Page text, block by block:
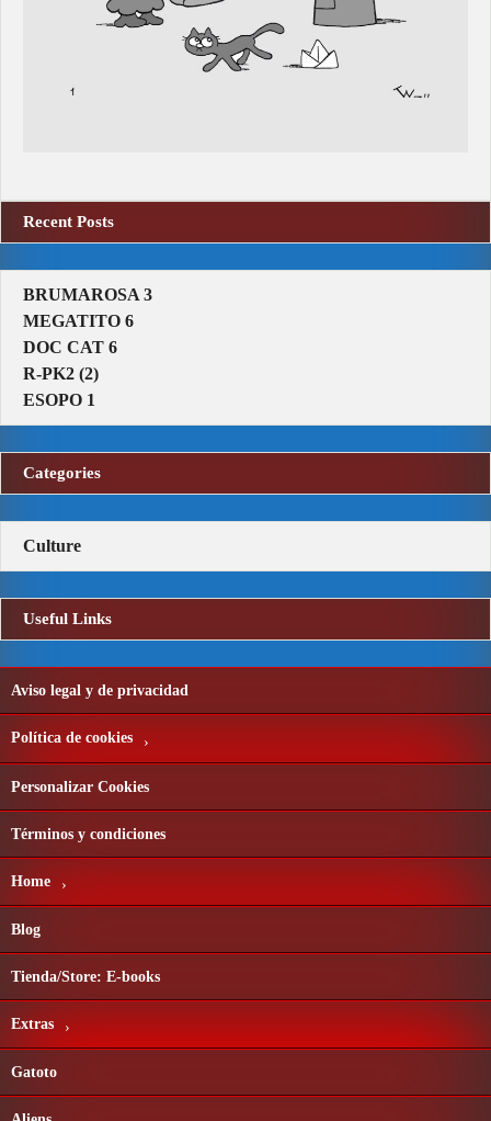
Recent Posts
BRUMAROSA 3
MEGATITO 6
DOC CAT 6
R-PK2 (2)
ESOPO 1
Categories
Culture
Useful Links
Aviso legal y de privacidad
Política de cookies
Personalizar Cookies
Términos y condiciones
Home
Blog
Tienda/Store: E-books
Extras
Gatoto